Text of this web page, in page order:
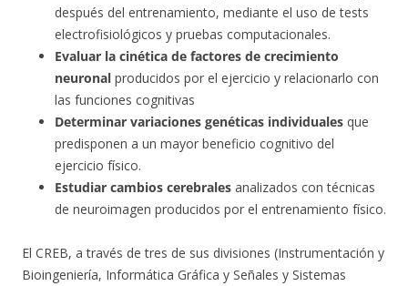
después del entrenamiento, mediante el uso de tests
electrofisiológicos y pruebas computacionales.
Evaluar la cinética de factores de crecimiento
neuronal producidos por el ejercicio y relacionarlo con
las funciones cognitivas
Determinar variaciones genéticas individuales que
predisponen a un mayor beneficio cognitivo del
ejercicio físico.
Estudiar cambios cerebrales analizados con técnicas
de neuroimagen producidos por el entrenamiento físico.
El CREB, a través de tres de sus divisiones (Instrumentación y
Bioingeniería, Informática Gráfica y Señales y Sistemas